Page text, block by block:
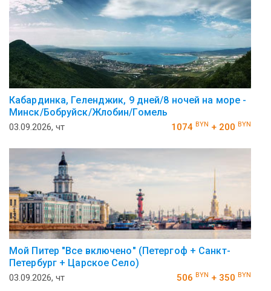
Кабардинка, Геленджик, 9 дней/8 ночей на море -
Минск/Бобруйск/Жлобин/Гомель
03.09.2026, чт 1074 BYN + 200 BYN
Мой Питер "Все включено" (Петергоф + Санкт-
Петербург + Царское Село)
03.09.2026, чт 506 BYN + 350 BYN